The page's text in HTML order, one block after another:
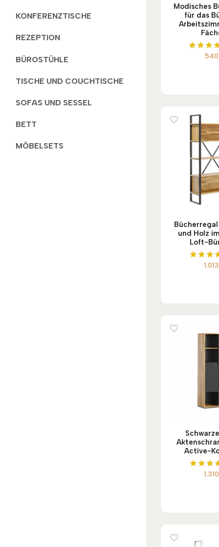
KONFERENZTISCHE
REZEPTION
BÜROSTÜHLE
TISCHE UND COUCHTISCHE
SOFAS UND SESSEL
BETT
MÖBELSETS
Modisches
für das
540
und Holz
Loft-
Active-